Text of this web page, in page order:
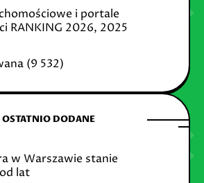
i portale
RANKING 2026, 2025
(9 532)
OSTATNIO DODANE
w Warszawie stanie
lat